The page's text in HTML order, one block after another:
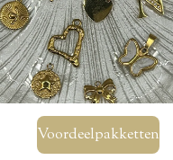
Voordeelpakketten